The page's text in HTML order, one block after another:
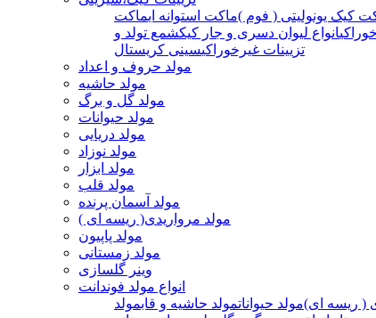
کیک یونولیتی ( فوم )ماکت استوانه ایماکت
انواع لیوان دسری و جار کیکشمع تولد و
تزیینات غیرخوراکیسینی کریستال
مولد حروف و اعداد
مولد حاشیه
مولد گل و برگ
مولد حیوانات
مولد دریایی
مولد نوزاد
مولد ابزار
مولد قلب
مولد آسمان پرنده
مولد مرواریدی( ریسه ای )
مولد پاپیون
مولد زمستانی
وینر گلسازی
انواع مولد فوندانت
( ریسه ای)مولد حیواناتمولد حاشیه و قابمولد